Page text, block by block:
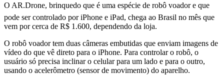
O AR.Drone, brinquedo que é uma espécie de robô voador e que
pode ser controlado por iPhone e iPad, chega ao Brasil no mês que
vem por cerca de R$ 1.600, dependendo da loja.
O robô voador tem duas câmeras embutidas que enviam imagens de
vídeo do que vê direto para o iPhone. Para controlar o robô, o
usuário só precisa inclinar o celular para um lado e para o outro,
usando o acelerômetro (sensor de movimento) do aparelho.